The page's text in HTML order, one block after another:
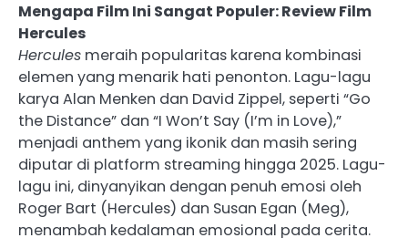
Mengapa Film Ini Sangat Populer: Review Film
Hercules
Hercules meraih popularitas karena kombinasi
elemen yang menarik hati penonton. Lagu-lagu
karya Alan Menken dan David Zippel, seperti “Go
the Distance” dan “I Won’t Say (I’m in Love),”
menjadi anthem yang ikonik dan masih sering
diputar di platform streaming hingga 2025. Lagu-
lagu ini, dinyanyikan dengan penuh emosi oleh
Roger Bart (Hercules) dan Susan Egan (Meg),
menambah kedalaman emosional pada cerita.